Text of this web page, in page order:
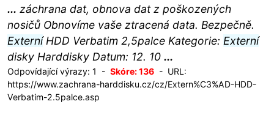
... záchrana dat, obnova dat z poškozených
nosičů Obnovíme vaše ztracená data. Bezpečně.
ExterníHDD Verbatim 2,5palce Kategorie: Externí
disky Harddisky Datum: 12. 10 ...
Odpovídající výrazy: 1 - Skóre: 136- URL:
https://www.zachrana-harddisku.cz/cz/Extern%C3%AD-HDD-
Verbatim-2.5palce.asp